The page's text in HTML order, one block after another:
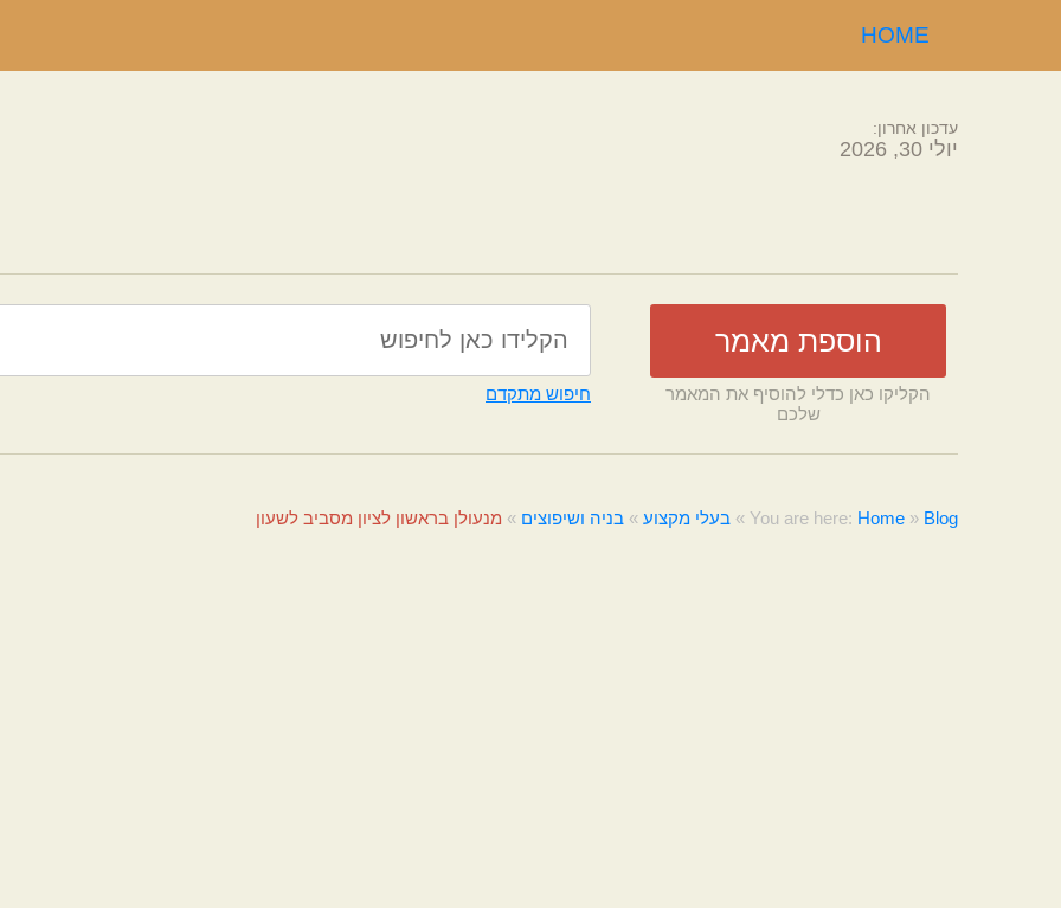
HOME
עדכון אחרון:
יולי 30, 2026
חיפוש מתקדם
הקליקו כאן כדלי להוסיף את המאמר
שלכם
You are here: Home » Blog
» בעלי מקצוע » בניה ושיפוצים » מנעולן בראשון לציון מסביב לשעון